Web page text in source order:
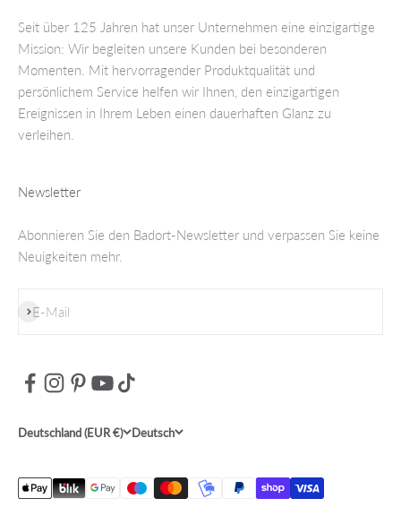
Seit über 125 Jahren hat unser Unternehmen eine einzigartige
Mission: Wir begleiten unsere Kunden bei besonderen
Momenten. Mit hervorragender Produktqualität und
persönlichem Service helfen wir Ihnen, den einzigartigen
Ereignissen in Ihrem Leben einen dauerhaften Glanz zu
verleihen.
Newsletter
Abonnieren Sie den Badort-Newsletter und verpassen Sie keine
Neuigkeiten mehr.
E-Mail
Abonnieren
Deutschland (EUR €) Deutsch